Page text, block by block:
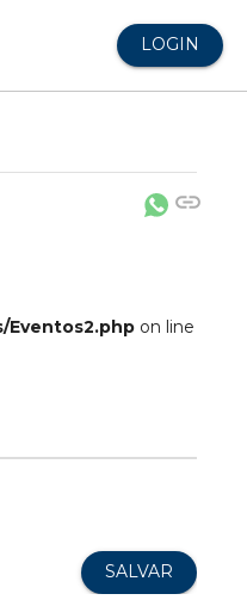
LOGIN
link
Eventos2.php on line